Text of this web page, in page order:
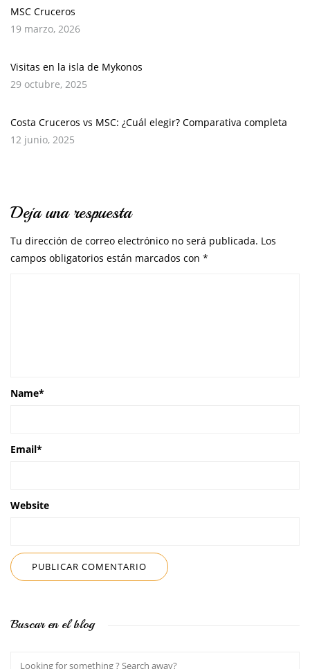
MSC Cruceros
19 marzo, 2026
Visitas en la isla de Mykonos
29 octubre, 2025
Costa Cruceros vs MSC: ¿Cuál elegir? Comparativa completa
12 junio, 2025
Deja una respuesta
Tu dirección de correo electrónico no será publicada. Los
campos obligatorios están marcados con *
Name*
Email*
Website
Buscar en el blog